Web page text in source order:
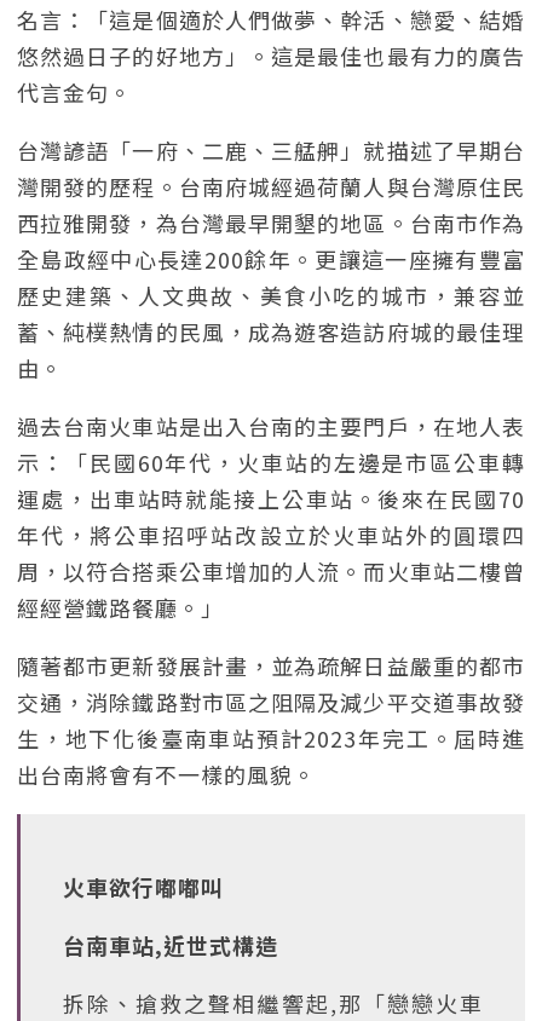
名言：「這是個適於人們做夢、幹活、戀愛、結婚
悠然過日子的好地方」。這是最佳也最有力的廣告
代言金句。
台灣諺語「一府、二鹿、三艋舺」就描述了早期台
灣開發的歷程。台南府城經過荷蘭人與台灣原住民
西拉雅開發，為台灣最早開墾的地區。台南市作為
全島政經中心長達200餘年。更讓這一座擁有豐富
歷史建築、人文典故、美食小吃的城市，兼容並
蓄、純樸熱情的民風，成為遊客造訪府城的最佳理
由。
過去台南火車站是出入台南的主要門戶，在地人表
示：「民國60年代，火車站的左邊是市區公車轉
運處，出車站時就能接上公車站。後來在民國70
年代，將公車招呼站改設立於火車站外的圓環四
周，以符合搭乘公車增加的人流。而火車站二樓曾
經經營鐵路餐廳。」
隨著都市更新發展計畫，並為疏解日益嚴重的都市
交通，消除鐵路對市區之阻隔及減少平交道事故發
生，地下化後臺南車站預計2023年完工。屆時進
出台南將會有不一樣的風貌。
火車欲行嘟嘟叫
台南車站,近世式構造
拆除、搶救之聲相繼響起,那「戀戀火車